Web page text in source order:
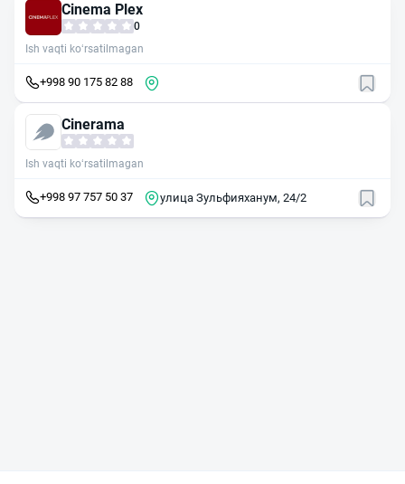
Cinema Plex
0
Ish vaqti ko‘rsatilmagan
+998 90 175 82 88
Cinerama
Ish vaqti ko‘rsatilmagan
+998 97 757 50 37 улица Зульфияханум, 24/2